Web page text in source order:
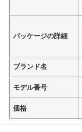
パッケージの詳細
ブランド名
モデル番号
価格